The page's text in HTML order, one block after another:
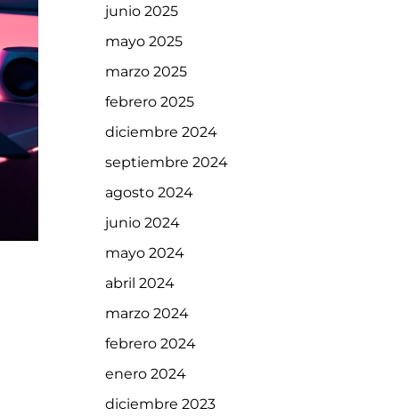
junio 2025
mayo 2025
marzo 2025
febrero 2025
diciembre 2024
septiembre 2024
agosto 2024
junio 2024
mayo 2024
abril 2024
marzo 2024
febrero 2024
enero 2024
diciembre 2023